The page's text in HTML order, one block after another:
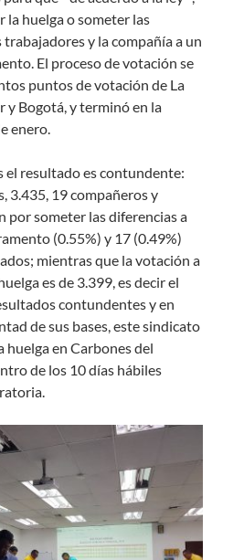
la huelga o someter las
y la compañía a un
El proceso de votación se
puntos de votación de La
y Bogotá, y terminó en la
enero.
el resultado es contundente:
3.435, 19 compañeros y
por someter las diferencias a
(0.55%) y 17 (0.49%)
mientras que la votación a
es de 3.399, es decir el
contundentes y en
de sus bases, este sindicato
huelga en Carbones del
de los 10 días hábiles